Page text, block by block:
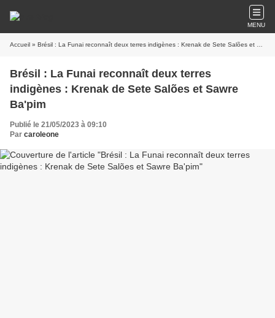
MENU
Accueil » Brésil : La Funai reconnaît deux terres indigènes : Krenak de Sete Salões et Sawre Ba'pim
Brésil : La Funai reconnaît deux terres
indigènes : Krenak de Sete Salões et Sawre
Ba'pim
Publié le 21/05/2023 à 09:10
Par caroleone